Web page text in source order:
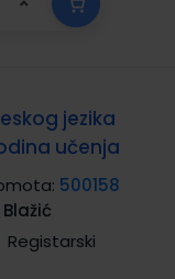
jezika
učenja
500158
Registarski